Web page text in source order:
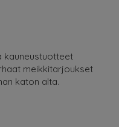
kauneustuotteet
meikkitarjoukset
katon alta.